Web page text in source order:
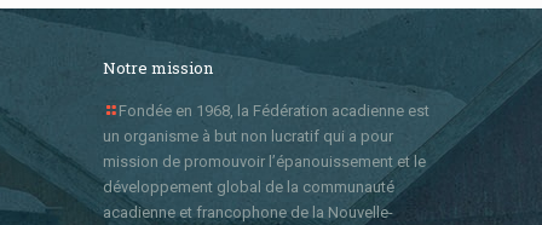
Notre mission
Fondée en 1968, la Fédération acadienne est
un organisme à but non lucratif qui a pour
mission de promouvoir l’épanouissement et le
développement global de la communauté
acadienne et francophone de la Nouvelle-